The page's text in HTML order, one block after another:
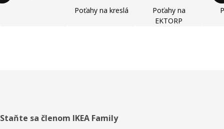
Poťahy na kreslá
Poťahy na
EKTORP
Päta
Staňte sa členom IKEA Family